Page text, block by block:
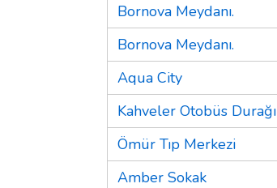
Bornova Meydanı.
Bornova Meydanı.
Aqua City
Kahveler Otobüs Durağı
Ömür Tıp Merkezi
Amber Sokak